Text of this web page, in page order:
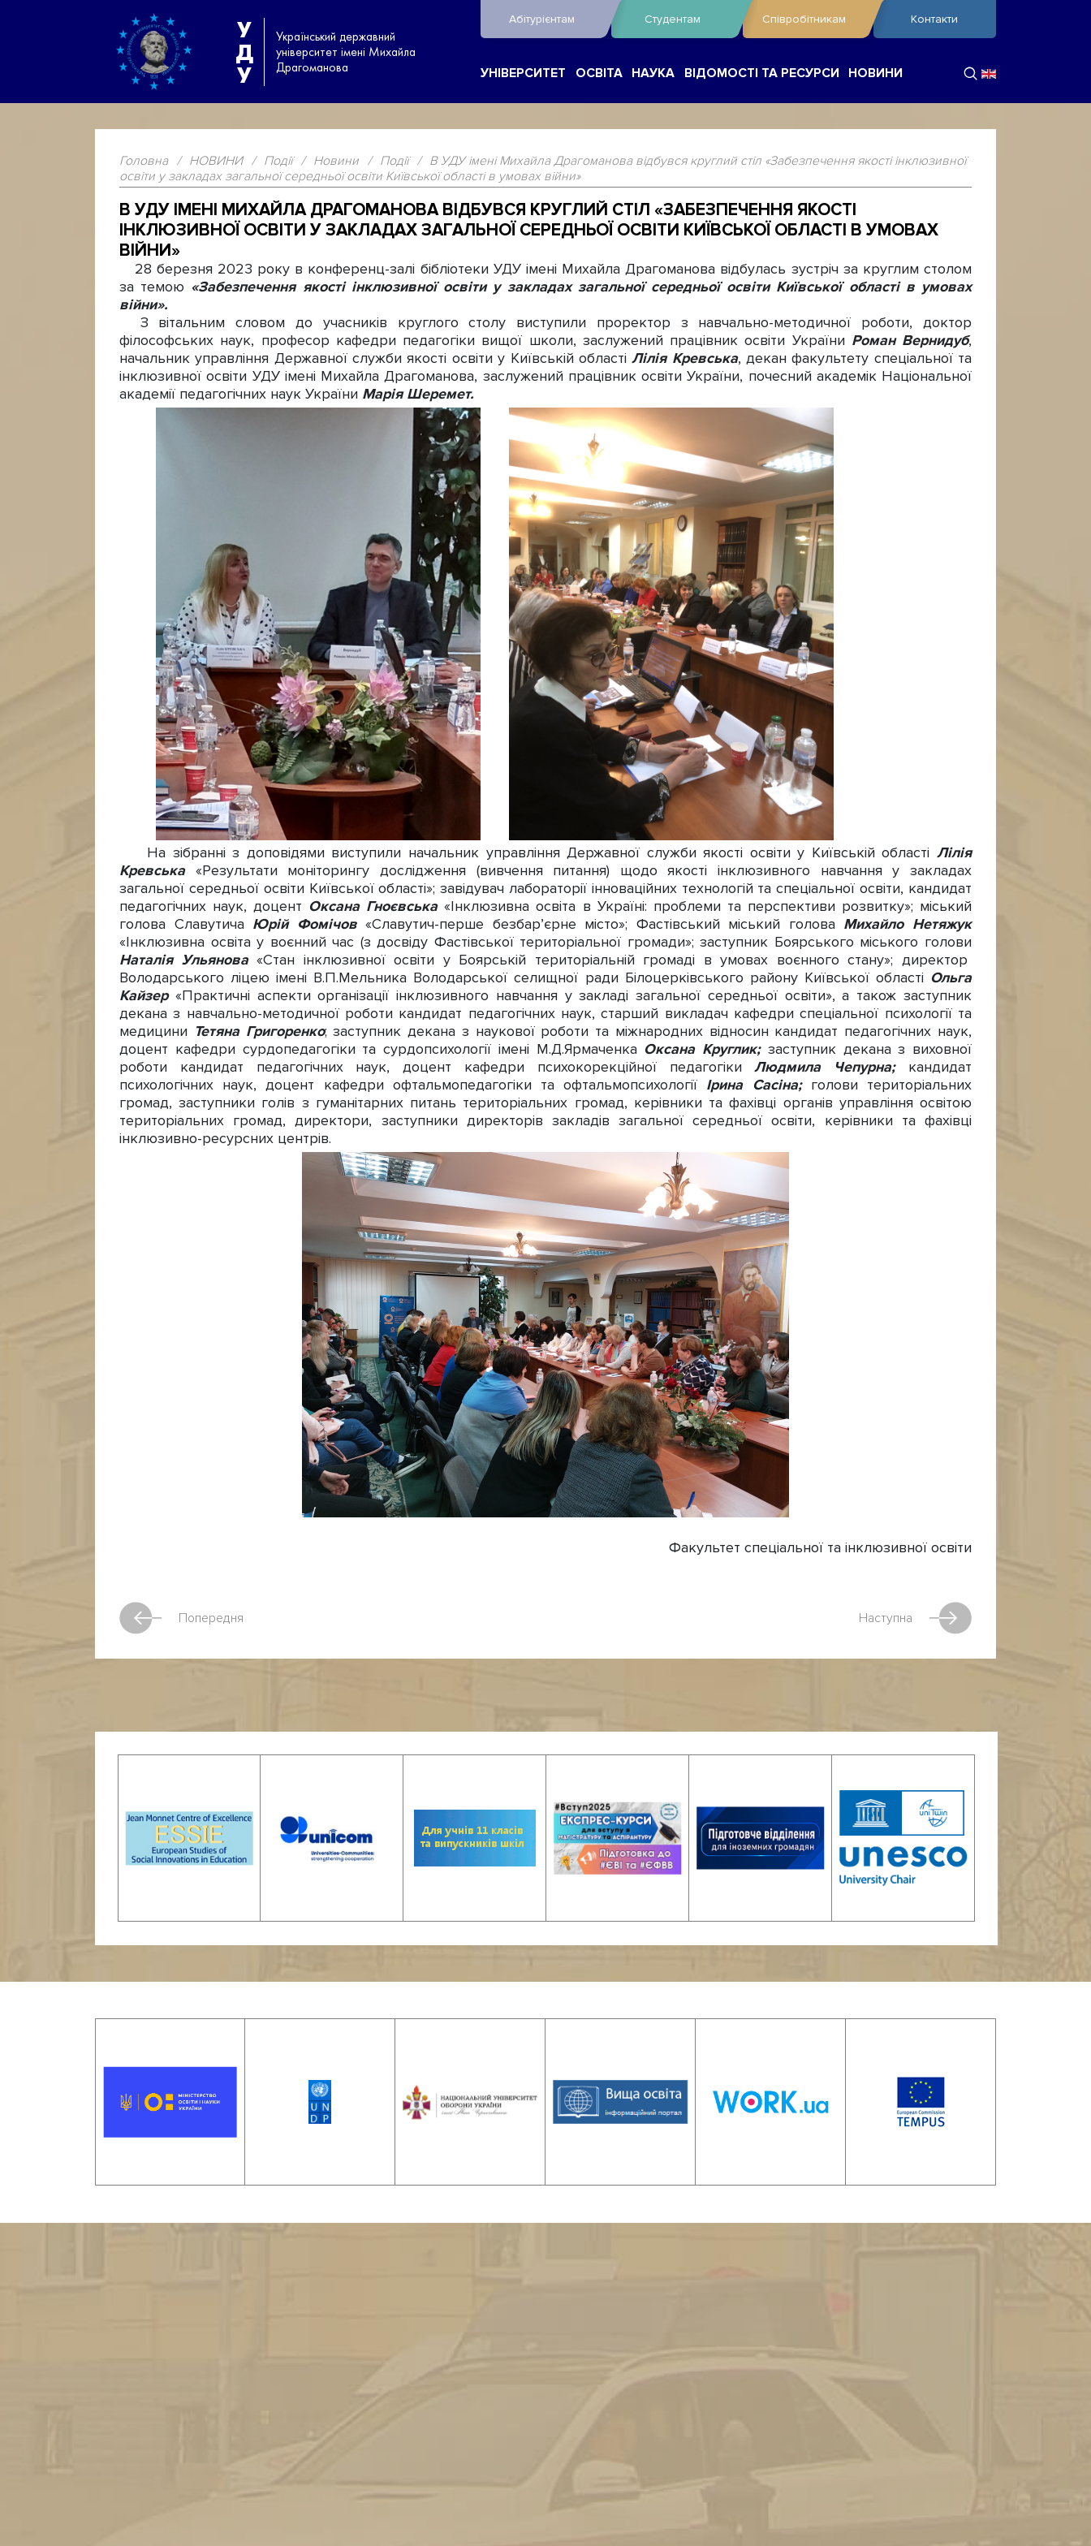
У
Д
У
Український державний
університет імені Михайла
Драгоманова
Абітурієнтам Студентам Співробітникам Контакти
УНІВЕРСИТЕТ ОСВІТА НАУКА ВІДОМОСТІ ТА РЕСУРСИ НОВИНИ
Головна / НОВИНИ / Події / Новини / Події / В УДУ імені Михайла Драгоманова відбувся круглий стіл «Забезпечення якості інклюзивної
освіти у закладах загальної середньої освіти Київської області в умовах війни»
В УДУ ІМЕНІ МИХАЙЛА ДРАГОМАНОВА ВІДБУВСЯ КРУГЛИЙ СТІЛ «ЗАБЕЗПЕЧЕННЯ ЯКОСТІ
ІНКЛЮЗИВНОЇ ОСВІТИ У ЗАКЛАДАХ ЗАГАЛЬНОЇ СЕРЕДНЬОЇ ОСВІТИ КИЇВСЬКОЇ ОБЛАСТІ В УМОВАХ
ВІЙНИ»
28 березня 2023 року в конференц-залі бібліотеки УДУ імені Михайла Драгоманова відбулась зустріч за круглим столом
за темою «Забезпечення якості інклюзивної освіти у закладах загальної середньої освіти Київської області в умовах
війни».
З вітальним словом до учасників круглого столу виступили проректор з навчально-методичної роботи, доктор
філософських наук, професор кафедри педагогіки вищої школи, заслужений працівник освіти України Роман Вернидуб,
начальник управління Державної служби якості освіти у Київській областіЛілія Кревська, декан факультету спеціальної та
інклюзивної освіти УДУ імені Михайла Драгоманова, заслужений працівник освіти України, почесний академік Національної
академії педагогічних наук України Марія Шеремет.
На зібранні з доповідями виступили начальник управління Державної служби якості освіти у Київській області Лілія
Кревська «Результати моніторингу дослідження (вивчення питання) щодо якості інклюзивного навчання у закладах
загальної середньої освіти Київської області»; завідувач лабораторії інноваційних технологій та спеціальної освіти, кандидат
педагогічних наук, доцент Оксана Гноєвська«Інклюзивна освіта в Україні: проблеми та перспективи розвитку»; міський
голова СлавутичаЮрій Фомічов«Славутич-перше безбар’єрне місто»; Фастівський міський голова Михайло Нетяжук
«Інклюзивна освіта у воєнний час (з досвіду Фастівської територіальної громади»; заступник Боярського міського голови
Наталія Ульянова «Стан інклюзивної освіти у Боярській територіальній громаді в умовах воєнного стану»; директор
Володарського ліцею імені В.П.Мельника Володарської селищної ради Білоцерківського району Київської області Ольга
Кайзер «Практичні аспекти організації інклюзивного навчання у закладі загальної середньої освіти», а також заступник
декана з навчально-методичної роботи кандидат педагогічних наук, старший викладач кафедри спеціальної психології та
медицини Тетяна Григоренко; заступник декана з наукової роботи та міжнародних відносин кандидат педагогічних наук,
доцент кафедри сурдопедагогіки та сурдопсихології імені М.Д.Ярмаченка Оксана Круглик; заступник декана з виховної
роботи кандидат педагогічних наук, доцент кафедри психокорекційної педагогікиЛюдмила Чепурна; кандидат
психологічних наук, доцент кафедри офтальмопедагогіки та офтальмопсихології Ірина Сасіна; голови територіальних
громад, заступники голів з гуманітарних питань територіальних громад, керівники та фахівці органів управління освітою
територіальних громад, директори, заступники директорів закладів загальної середньої освіти, керівники та фахівці
інклюзивно-ресурсних центрів.
Факультет спеціальної та інклюзивної освіти
Попередня Наступна